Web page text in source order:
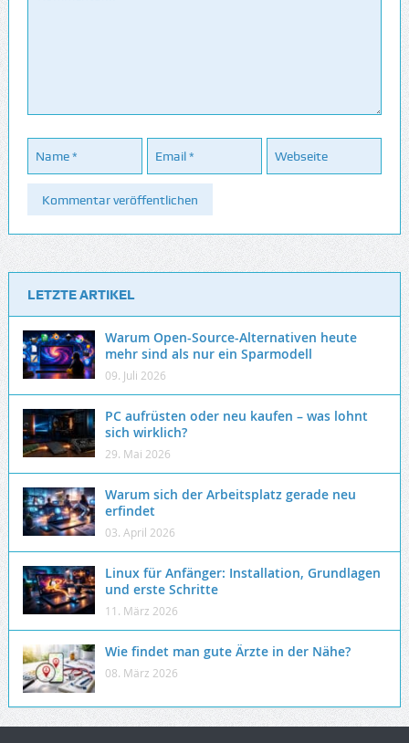
LETZTE ARTIKEL
Warum Open-Source-Alternativen heute
mehr sind als nur ein Sparmodell
09. Juli 2026
PC aufrüsten oder neu kaufen – was lohnt
sich wirklich?
29. Mai 2026
Warum sich der Arbeitsplatz gerade neu
erfindet
03. April 2026
Linux für Anfänger: Installation, Grundlagen
und erste Schritte
11. März 2026
Wie findet man gute Ärzte in der Nähe?
08. März 2026